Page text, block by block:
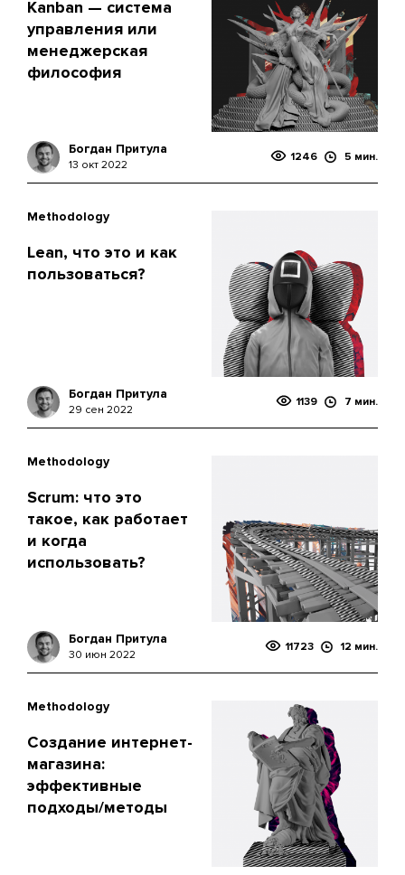
Kanban — система
управления или
менеджерская
философия
Богдан Притула
13 окт 2022
1246 5 мин.
Methodology
Lean, что это и как
пользоваться?
Богдан Притула
29 сен 2022
1139 7 мин.
Methodology
Scrum: что это
такое, как работает
и когда
использовать?
Богдан Притула
30 июн 2022
11723 12 мин.
Methodology
Создание интернет-
магазина:
эффективные
подходы/методы